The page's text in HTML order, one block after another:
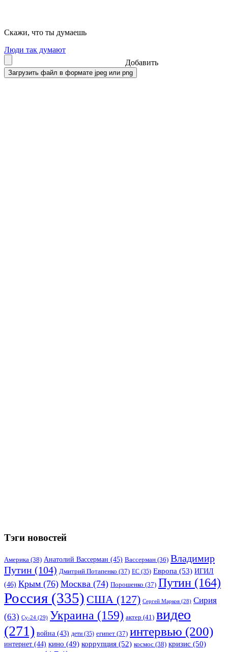
Скажи, что ты думаешь
Люди так думают
Добавить
Тэги новостей
Америка (38) Анатолий Вассерман (45) Вассерман (36) Владимир
Путин (104) Дмитрий Потапенко (37) ЕС (35) Европа (53) ИГИЛ
(46) Крым (76) Москва (74) Порошенко (37) Путин (164)
Россия (335) США (127) Сергей Марков (28) Сирия
(63) Су-24 (29) Украина (159) актер (41) видео
(271) война (43) дети (35) египет (37) интервью (200)
интернет (44) кино (49) коррупция (52) космос (38) кризис (50)